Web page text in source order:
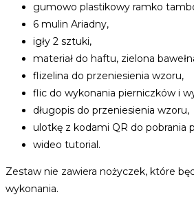
gumowo plastikowy ramko
6 mulin Ariadny,
igły 2 sztuki,
materiał do haftu, zielona
flizelina do przeniesienia wzoru,
flic do wykonania pierniczków i
długopis do przeniesienia wzoru,
ulotkę z kodami QR do pobrania
wideo tutorial.
Zestaw nie zawiera nożyczek, które
wykonania.